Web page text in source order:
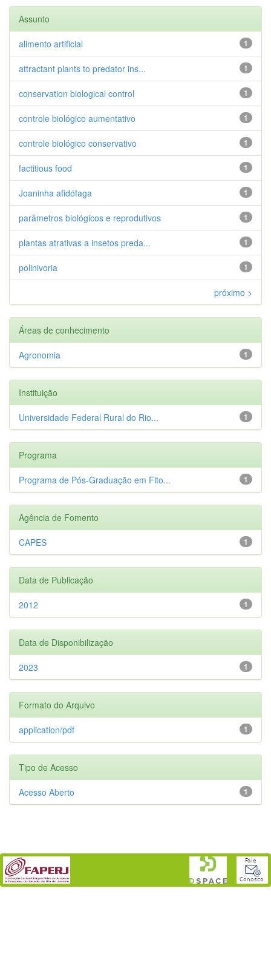
Assunto
1
alimento artificial
1
attractant plants to predator ins...
1
conservation biological control
1
controle biológico aumentativo
1
controle biológico conservativo
1
factitious food
1
Joaninha afidófaga
1
parâmetros biológicos e reprodutivos
1
plantas atrativas a insetos preda...
1
polinivoria
próximo >
Áreas de conhecimento
1
Agronomia
Instituição
1
Universidade Federal Rural do Rio...
Programa
1
Programa de Pós-Graduação em Fito...
Agência de Fomento
1
CAPES
Data de Publicação
1
2012
Data de Disponibilização
1
2023
Formato do Arquivo
1
application/pdf
Tipo de Acesso
1
Acesso Aberto